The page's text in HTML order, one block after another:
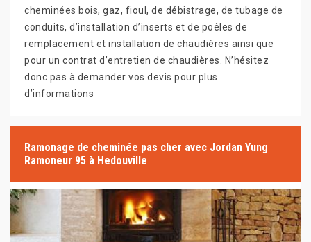
cheminées bois, gaz, fioul, de débistrage, de tubage de
conduits, d’installation d’inserts et de poêles de
remplacement et installation de chaudières ainsi que
pour un contrat d’entretien de chaudières. N’hésitez
donc pas à demander vos devis pour plus
d’informations
Ramonage de cheminée pas cher avec Jordan Yung
Ramoneur 95 à Hedouville